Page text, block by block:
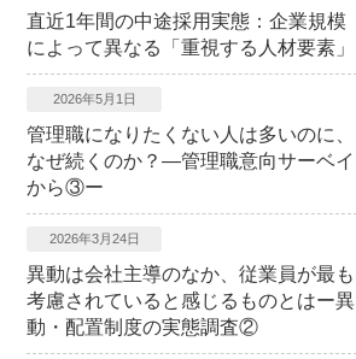
直近1年間の中途採用実態：企業規模
によって異なる「重視する人材要素」
2026年5月1日
管理職になりたくない人は多いのに、
なぜ続くのか？―管理職意向サーベイ
から③ー
2026年3月24日
異動は会社主導のなか、従業員が最も
考慮されていると感じるものとはー異
動・配置制度の実態調査②